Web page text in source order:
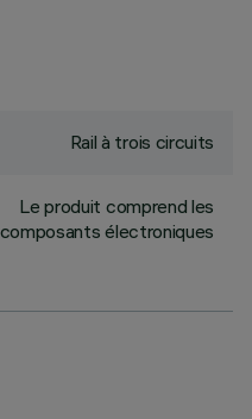
Rail à trois circuits
Le produit comprend les
composants électroniques